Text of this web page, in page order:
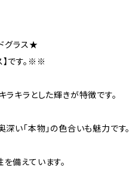
グラス★
です。※※
ラキラとした輝きが特徴です。
い「本物」の色合いも魅力です。
備えています。